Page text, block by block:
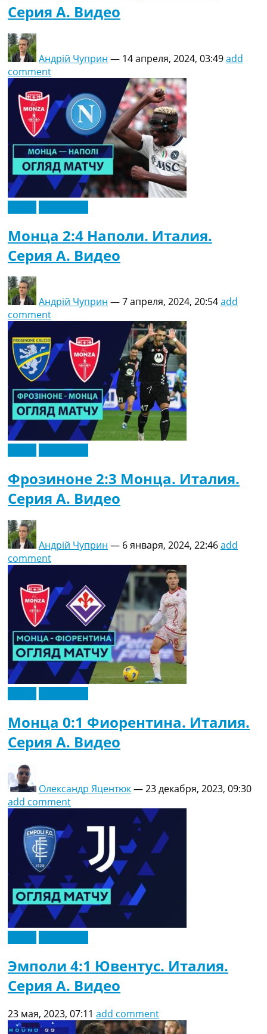
Серия A. Видео
Андрій Чуприн — 14 апреля, 2024, 03:49add
comment
Монца 2:4 Наполи. Италия.
Серия A. Видео
Андрій Чуприн —7 апреля, 2024, 20:54add
comment
Фрозиноне 2:3 Монца. Италия.
Серия A. Видео
Андрій Чуприн — 6 января, 2024, 22:46add
comment
Монца 0:1 Фиорентина. Италия.
Серия A. Видео
Олександр Яцентюк—23 декабря, 2023, 09:30
add comment
Эмполи 4:1 Ювентус. Италия.
Серия A. Видео
23 мая, 2023, 07:11 add comment